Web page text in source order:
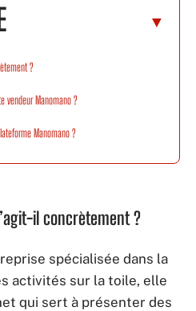
?
vendeur Manomano ?
Manomano ?
il concrètement ?
spécialisée dans la
activités sur la toile, elle
qui sert à présenter des